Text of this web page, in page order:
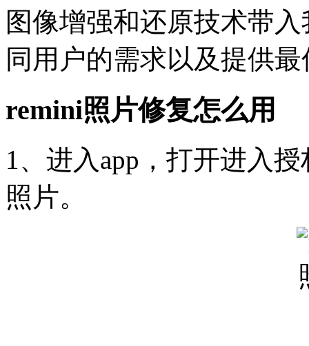
图像增强和还原技术带
同用户的需求以及提供
remini照片修复怎么用
1、进入app，打开进入
照片。